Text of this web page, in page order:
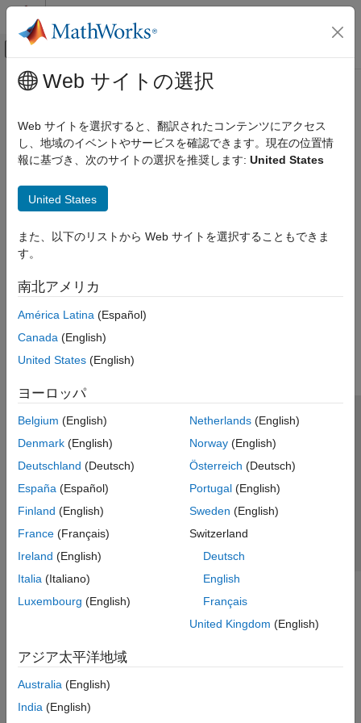
コンテンツへスキップ
オフキャンバス ナビゲーション メ
ドキュメンテーションのホーム
メインコンテンツ
この情報は役に立ちましたか？
Web サイトの選択
Web サイトを選択すると、翻訳されたコンテンツにアクセス
し、地域のイベントやサービスを確認できます。現在の位置情
報に基づき、次のサイトの選択を推奨します: United States
United States
また、以下のリストから Web サイトを選択することもできま
す。
南北アメリカ
América Latina (Español)
Canada (English)
United States (English)
ヨーロッパ
Belgium (English)
Denmark (English)
Deutschland (Deutsch)
España (Español)
Finland (English)
France (Français)
Ireland (English)
Italia (Italiano)
Luxembourg (English)
Netherlands(English)
Norway(English)
Österreich (Deutsch)
Portugal(English)
Sweden (English)
Switzerland
Deutsch
English
Français
United Kingdom (English)
アジア太平洋地域
Australia (English)
India (English)
トラストセンター
プライバシー ポリシー
違法コピー防止
アプリケーション ステータス
© 1994-2026 The MathWorks, Inc.